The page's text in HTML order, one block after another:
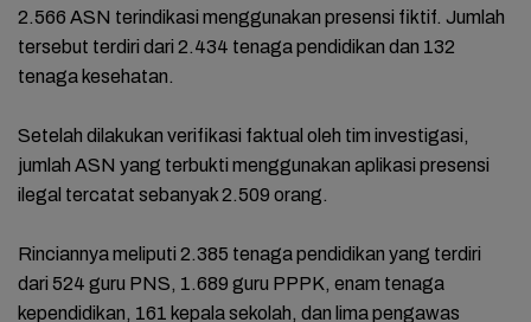
2.566 ASN terindikasi menggunakan presensi fiktif. Jumlah
tersebut terdiri dari 2.434 tenaga pendidikan dan 132
tenaga kesehatan.
Setelah dilakukan verifikasi faktual oleh tim investigasi,
jumlah ASN yang terbukti menggunakan aplikasi presensi
ilegal tercatat sebanyak 2.509 orang.
Rinciannya meliputi 2.385 tenaga pendidikan yang terdiri
dari 524 guru PNS, 1.689 guru PPPK, enam tenaga
kependidikan, 161 kepala sekolah, dan lima pengawas